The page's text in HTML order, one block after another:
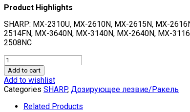
Product Highlights
SHARP: MX-2310U, MX-2610N, MX-2615N, MX-
2514FN, MX-3640N, MX-3140N, MX-2640N, MX-
2508NC
Ракель
для
SHARP
MX-
2310U/2616N/2640N/3116N/3640N
(CET),
Add to cart
Add to wishlist
Categories SHARP, Дозирующее лезвие/Ракель
Related Products